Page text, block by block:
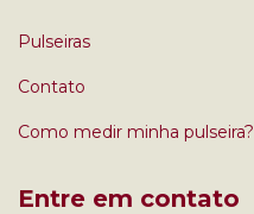
Pulseiras
Contato
Como medir minha pulseira?
Entre em contato